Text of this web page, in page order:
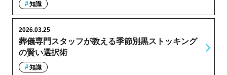
知識
葬儀専門スタッフが教える季節別黒ストッキング
の賢い選択術
2026.03.25
知識